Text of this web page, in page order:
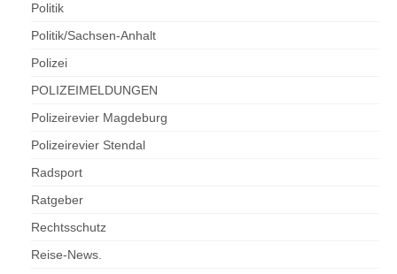
Politik
Politik/Sachsen-Anhalt
Polizei
POLIZEIMELDUNGEN
Polizeirevier Magdeburg
Polizeirevier Stendal
Radsport
Ratgeber
Rechtsschutz
Reise-News.